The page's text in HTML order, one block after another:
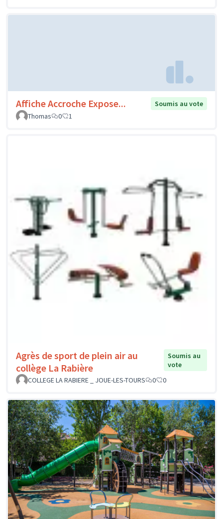
Affiche Accroche Expose...
Soumis au vote
Thomas
0 1
Agrès de sport de plein air au
collège La Rabière
Soumis au
vote
COLLEGE LA RABIERE _ JOUE-LES-TOURS
0 0